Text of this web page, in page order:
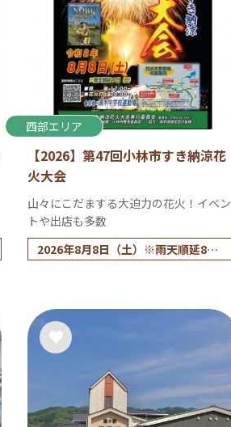
西部エリア
【2026】第47回小林市すき納涼花
火大会
山々にこだまする大迫力の花火！イベン
トや出店も多数
2026年8月8日（土）※雨天順延8月9